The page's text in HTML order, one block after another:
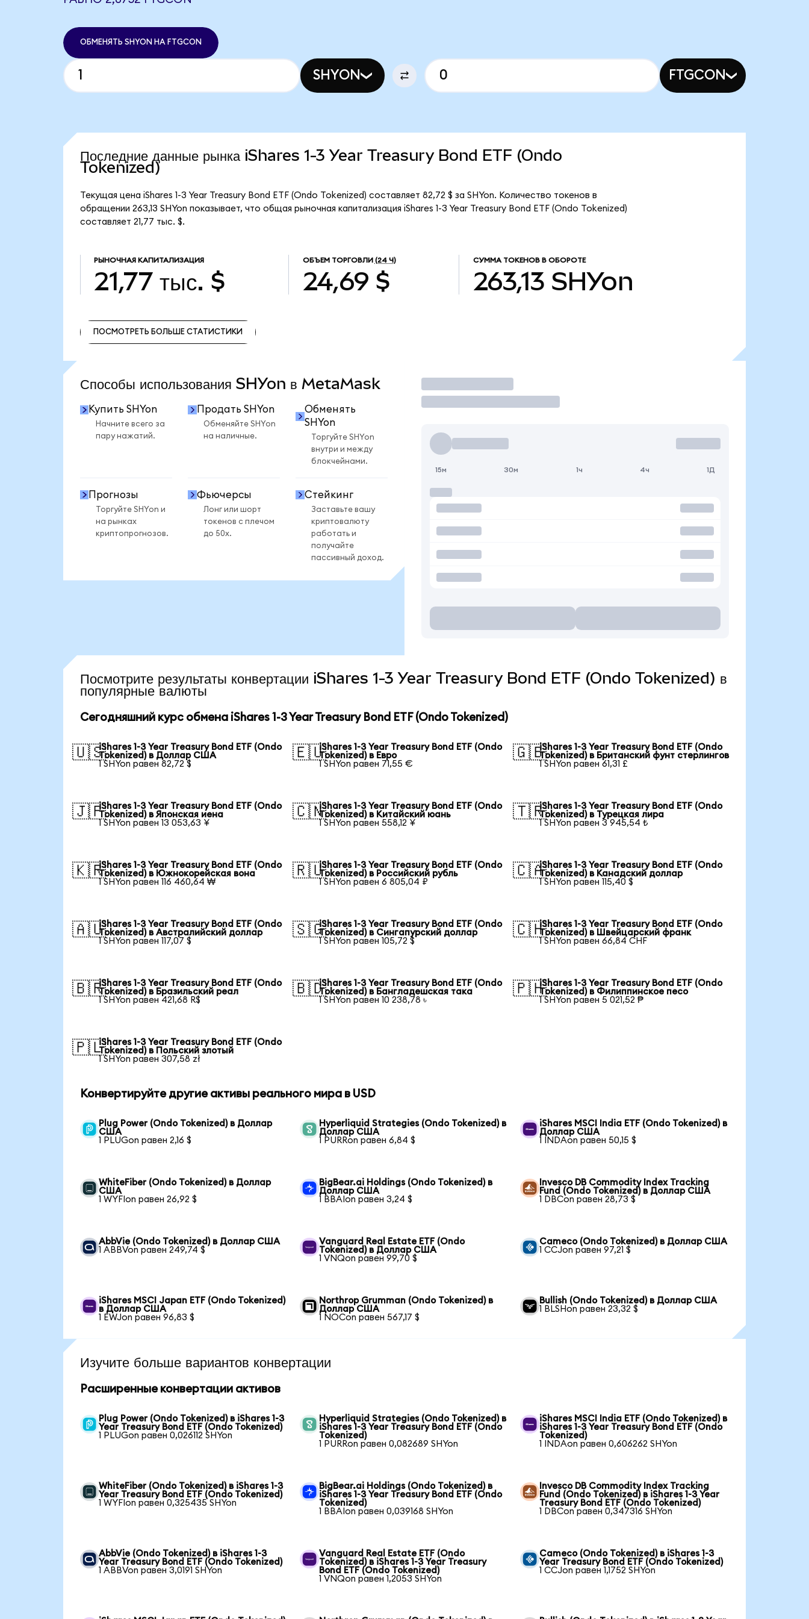
ОБМЕНЯТЬ SHYON НА FTGCON
SHYON FTGCON
Последние данные рынка iShares 1-3 Year Treasury Bond ETF (Ondo
Tokenized)
Текущая цена iShares 1-3 Year Treasury Bond ETF (Ondo Tokenized) составляет 82,72 $ за SHYon. Количество токенов в
обращении 263,13 SHYon показывает, что общая рыночная капитализация iShares 1-3 Year Treasury Bond ETF (Ondo Tokenized)
составляет 21,77 тыс. $.
РЫНОЧНАЯ КАПИТАЛИЗАЦИЯ
21,77 тыс. $
ОБЪЕМ ТОРГОВЛИ (24 Ч)
24,69 $
СУММА ТОКЕНОВ В ОБОРОТЕ
263,13 SHYon
ПОСМОТРЕТЬ БОЛЬШЕ СТАТИСТИКИ
Способы использования SHYon в MetaMask
Купить SHYon
Начните всего за
пару нажатий.
Продать SHYon
Обменяйте SHYon
на наличные.
Обменять
SHYon
Торгуйте SHYon
внутри и между
блокчейнами.
Прогнозы
Торгуйте SHYon и
на рынках
криптопрогнозов.
Фьючерсы
Лонг или шорт
токенов с плечом
до 50x.
Стейкинг
Заставьте вашу
криптовалюту
работать и
получайте
пассивный доход.
Торговать
15м 30м 1ч 4ч 1Д
Посмотрите результаты конвертации iShares 1-3 Year Treasury Bond ETF (Ondo Tokenized) в
популярные валюты
Сегодняшний курс обмена iShares 1-3 Year Treasury Bond ETF (Ondo Tokenized)
🇺🇸iShares 1-3 Year Treasury Bond ETF (Ondo
Tokenized) в Доллар США
1 SHYon равен 82,72 $
🇪🇺iShares 1-3 Year Treasury Bond ETF (Ondo
Tokenized) в Евро
1 SHYon равен 71,55 €
🇬🇧iShares 1-3 Year Treasury Bond ETF (Ondo
Tokenized) в Британский фунт стерлингов
1 SHYon равен 61,31 £
🇯🇵iShares 1-3 Year Treasury Bond ETF (Ondo
Tokenized) в Японская иена
1 SHYon равен 13 053,63 ¥
🇨🇳iShares 1-3 Year Treasury Bond ETF (Ondo
Tokenized) в Китайский юань
1 SHYon равен 558,12 ¥
🇹🇷iShares 1-3 Year Treasury Bond ETF (Ondo
Tokenized) в Турецкая лира
1 SHYon равен 3 945,54 ₺
🇰🇷iShares 1-3 Year Treasury Bond ETF (Ondo
Tokenized) в Южнокорейская вона
1 SHYon равен 116 460,64 ₩
🇷🇺iShares 1-3 Year Treasury Bond ETF (Ondo
Tokenized) в Российский рубль
1 SHYon равен 6 805,04 ₽
🇨🇦iShares 1-3 Year Treasury Bond ETF (Ondo
Tokenized) в Канадский доллар
1 SHYon равен 115,40 $
🇦🇺iShares 1-3 Year Treasury Bond ETF (Ondo
Tokenized) в Австралийский доллар
1 SHYon равен 117,07 $
🇸🇬iShares 1-3 Year Treasury Bond ETF (Ondo
Tokenized) в Сингапурский доллар
1 SHYon равен 105,72 $
🇨🇭iShares 1-3 Year Treasury Bond ETF (Ondo
Tokenized) в Швейцарский франк
1 SHYon равен 66,84 CHF
🇧🇷iShares 1-3 Year Treasury Bond ETF (Ondo
Tokenized) в Бразильский реал
1 SHYon равен 421,68 R$
🇧🇩iShares 1-3 Year Treasury Bond ETF (Ondo
Tokenized) в Бангладешская така
1 SHYon равен 10 238,78 ৳
🇵🇭iShares 1-3 Year Treasury Bond ETF (Ondo
Tokenized) в Филиппинское песо
1 SHYon равен 5 021,52 ₱
🇵🇱iShares 1-3 Year Treasury Bond ETF (Ondo
Tokenized) в Польский злотый
1 SHYon равен 307,58 zł
Конвертируйте другие активы реального мира в USD
Plug Power (Ondo Tokenized) в Доллар
США
1 PLUGon равен 2,16 $
Hyperliquid Strategies (Ondo Tokenized) в
Доллар США
1 PURRon равен 6,84 $
iShares MSCI India ETF (Ondo Tokenized) в
Доллар США
1 INDAon равен 50,15 $
WhiteFiber (Ondo Tokenized) в Доллар
США
1 WYFIon равен 26,92 $
BigBear.ai Holdings (Ondo Tokenized) в
Доллар США
1 BBAIon равен 3,24 $
Invesco DB Commodity Index Tracking
Fund (Ondo Tokenized) в Доллар США
1 DBCon равен 28,73 $
AbbVie (Ondo Tokenized) в Доллар США
1 ABBVon равен 249,74 $
Vanguard Real Estate ETF (Ondo
Tokenized) в Доллар США
1 VNQon равен 99,70 $
Cameco (Ondo Tokenized) в Доллар США
1 CCJon равен 97,21 $
iShares MSCI Japan ETF (Ondo Tokenized)
в Доллар США
1 EWJon равен 96,83 $
Northrop Grumman (Ondo Tokenized) в
Доллар США
1 NOCon равен 567,17 $
Bullish (Ondo Tokenized) в Доллар США
1 BLSHon равен 23,32 $
Изучите больше вариантов конвертации
Расширенные конвертации активов
Plug Power (Ondo Tokenized) в iShares 1-3
Year Treasury Bond ETF (Ondo Tokenized)
1 PLUGon равен 0,026112 SHYon
Hyperliquid Strategies (Ondo Tokenized) в
iShares 1-3 Year Treasury Bond ETF (Ondo
Tokenized)
1 PURRon равен 0,082689 SHYon
iShares MSCI India ETF (Ondo Tokenized) в
iShares 1-3 Year Treasury Bond ETF (Ondo
Tokenized)
1 INDAon равен 0,606262 SHYon
WhiteFiber (Ondo Tokenized) в iShares 1-3
Year Treasury Bond ETF (Ondo Tokenized)
1 WYFIon равен 0,325435 SHYon
BigBear.ai Holdings (Ondo Tokenized) в
iShares 1-3 Year Treasury Bond ETF (Ondo
Tokenized)
1 BBAIon равен 0,039168 SHYon
Invesco DB Commodity Index Tracking
Fund (Ondo Tokenized) в iShares 1-3 Year
Treasury Bond ETF (Ondo Tokenized)
1 DBCon равен 0,347316 SHYon
AbbVie (Ondo Tokenized) в iShares 1-3
Year Treasury Bond ETF (Ondo Tokenized)
1 ABBVon равен 3,0191 SHYon
Vanguard Real Estate ETF (Ondo
Tokenized) в iShares 1-3 Year Treasury
Bond ETF (Ondo Tokenized)
1 VNQon равен 1,2053 SHYon
Cameco (Ondo Tokenized) в iShares 1-3
Year Treasury Bond ETF (Ondo Tokenized)
1 CCJon равен 1,1752 SHYon